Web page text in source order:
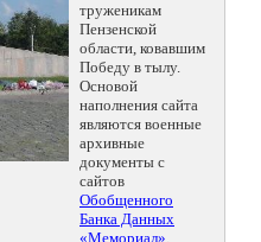
труженикам
Пензенской
области, ковавшим
Победу в тылу.
Основой
наполнения сайта
являются военные
архивные
документы с
сайтов
Обобщенного
Банка Данных
«Мемориал»,